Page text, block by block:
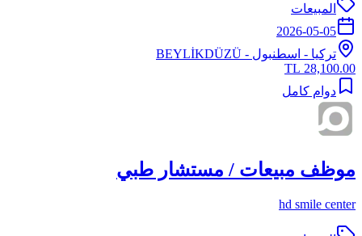
المبيعات
2026-05-05
تركيا - اسطنبول - BEYLİKDÜZÜ
28,100.00 TL
دوام كامل
موظف مبيعات / مستشار طبي
hd smile center